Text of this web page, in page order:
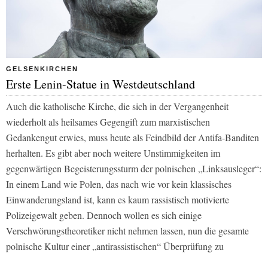
GELSENKIRCHEN
Erste Lenin-Statue in Westdeutschland
Auch die katholische Kirche, die sich in der Vergangenheit
wiederholt als heilsames Gegengift zum marxistischen
Gedankengut erwies, muss heute als Feindbild der Antifa-Banditen
herhalten. Es gibt aber noch weitere Unstimmigkeiten im
gegenwärtigen Begeisterungssturm der polnischen „Linksausleger“:
In einem Land wie Polen, das nach wie vor kein klassisches
Einwanderungsland ist, kann es kaum rassistisch motivierte
Polizeigewalt geben. Dennoch wollen es sich einige
Verschwörungstheoretiker nicht nehmen lassen, nun die gesamte
polnische Kultur einer „antirassistischen“ Überprüfung zu